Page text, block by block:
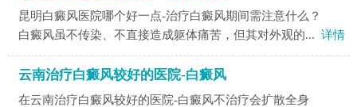
昆明白癜风医院哪个好一点-治疗白癜风期间需注意什么？
白癜风虽不传染、不直接造成躯体痛苦，但其对外观的... 详情
云南治疗白癜风较好的医院-白癜风
在云南治疗白癜风较好的医院-白癜风不治疗会扩散全身